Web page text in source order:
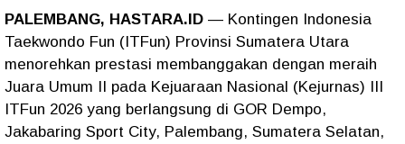
PALEMBANG, HASTARA.ID — Kontingen Indonesia
Taekwondo Fun (ITFun) Provinsi Sumatera Utara
menorehkan prestasi membanggakan dengan meraih
Juara Umum II pada Kejuaraan Nasional (Kejurnas) III
ITFun 2026 yang berlangsung di GOR Dempo,
Jakabaring Sport City, Palembang, Sumatera Selatan,